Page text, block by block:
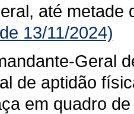
até metade
13/11/2024)
Geral
de aptidão
em quadro